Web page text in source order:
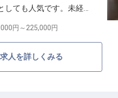
ても人気です。未経験
勤に便利な新しいホテ
円～ 225,000円
人を詳しくみる